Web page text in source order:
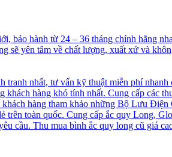
hành từ 24 – 36 tháng chính hãng
yên tâm về chất lượng, xuất xứ và
nhất, tư vấn kỹ thuật miễn phí
hàng khó tính nhất. Cung cấp các
hàng tham khảo những Bộ Lưu Điện
toàn quốc. Cung cấp ắc quy Long,
cầu. Thu mua bình ắc quy long cũ giá